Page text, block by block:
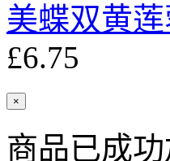
美蝶双黄
£6.75
×
商品已成